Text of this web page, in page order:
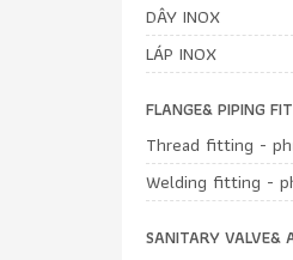
DÂY INOX
LÁP INOX
FLANGE& PIPING
Thread fitting -
Welding fitting -
SANITARY VALVE&